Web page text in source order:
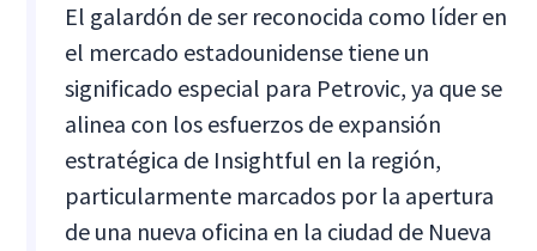
El galardón de ser reconocida como líder en
el mercado estadounidense tiene un
significado especial para Petrovic, ya que se
alinea con los esfuerzos de expansión
estratégica de Insightful en la región,
particularmente marcados por la apertura
de una nueva oficina en la ciudad de Nueva